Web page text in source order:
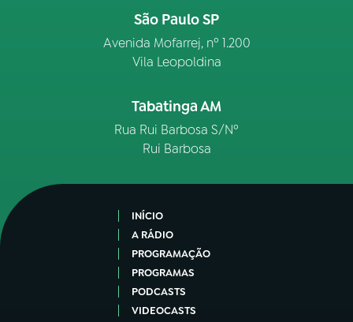
São Paulo SP
Avenida Mofarrej, nº 1.200
Vila Leopoldina
Tabatinga AM
Rua Rui Barbosa S/Nº
Rui Barbosa
INÍCIO
A RÁDIO
PROGRAMAÇÃO
PROGRAMAS
PODCASTS
VIDEOCASTS